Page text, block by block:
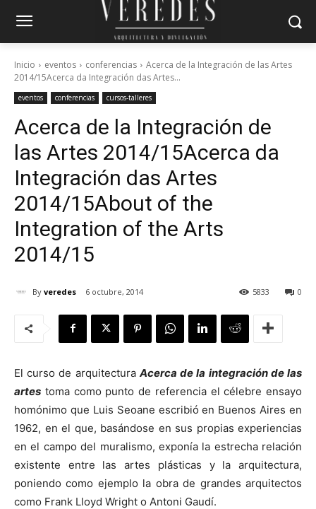
Inicio eventos conferencias
Acerca de la Integración de las Artes
2014/15Acerca da Integración das Artes...
eventos conferencias cursos-talleres
Acerca de la Integración de
las Artes 2014/15Acerca da
Integración das Artes
2014/15About of the
Integration of the Arts
2014/15
By veredes 6 octubre, 2014 0
5833
El curso de arquitectura Acerca de la integración de las
artes toma como punto de referencia el célebre ensayo
homónimo que Luis Seoane escribió en Buenos Aires en
1962, en el que, basándose en sus propias experiencias
en el campo del muralismo, exponía la estrecha relación
existente entre las artes plásticas y la arquitectura,
poniendo como ejemplo la obra de grandes arquitectos
como Frank Lloyd Wright o Antoni Gaudí.